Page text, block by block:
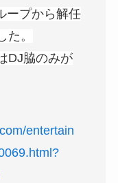
ープから解任
。
DJ脇のみが
entertain